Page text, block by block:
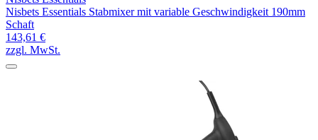
Nisbets Essentials Stabmixer mit variable Geschwindigkeit 190mm
Schaft
143,61 €
zzgl. MwSt.